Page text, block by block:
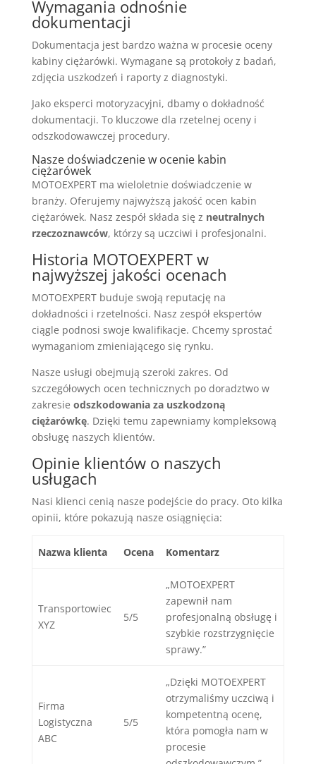
Wymagania odnośnie
dokumentacji
Dokumentacja jest bardzo ważna w procesie oceny
kabiny ciężarówki. Wymagane są protokoły z badań,
zdjęcia uszkodzeń i raporty z diagnostyki.
Jako eksperci motoryzacyjni, dbamy o dokładność
dokumentacji. To kluczowe dla rzetelnej oceny i
odszkodowawczej procedury.
Nasze doświadczenie w ocenie kabin
ciężarówek
MOTOEXPERT ma wieloletnie doświadczenie w
branży. Oferujemy najwyższą jakość ocen kabin
ciężarówek. Nasz zespół składa się z neutralnych
rzeczoznawców, którzy są uczciwi i profesjonalni.
Historia MOTOEXPERT w
najwyższej jakości ocenach
MOTOEXPERT buduje swoją reputację na
dokładności i rzetelności. Nasz zespół ekspertów
ciągle podnosi swoje kwalifikacje. Chcemy sprostać
wymaganiom zmieniającego się rynku.
Nasze usługi obejmują szeroki zakres. Od
szczegółowych ocen technicznych po doradztwo w
zakresie odszkodowania za uszkodzoną
ciężarówkę. Dzięki temu zapewniamy kompleksową
obsługę naszych klientów.
Opinie klientów o naszych
usługach
Nasi klienci cenią nasze podejście do pracy. Oto kilka
opinii, które pokazują nasze osiągnięcia:
Nazwa klienta Ocena Komentarz
Transportowiec
XYZ
5/5
„MOTOEXPERT
zapewnił nam
profesjonalną obsługę i
szybkie rozstrzygnięcie
sprawy.”
Firma
Logistyczna
ABC
5/5
„Dzięki MOTOEXPERT
otrzymaliśmy uczciwą i
kompetentną ocenę,
która pomogła nam w
procesie